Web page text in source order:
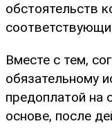
обстоятельств
Вместе с тем,
обязательному
предоплатой на
основе, после